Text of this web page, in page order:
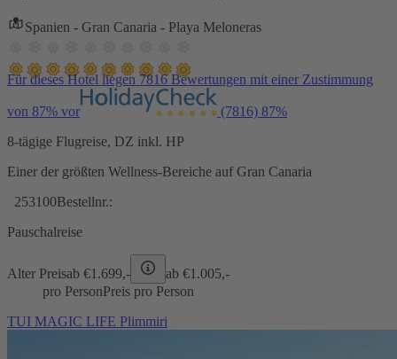
Spanien - Gran Canaria - Playa Meloneras
Für dieses Hotel liegen 7816 Bewertungen mit einer Zustimmung
von 87% vor (7816) 87%
8-tägige Flugreise, DZ inkl. HP
Einer der größten Wellness-Bereiche auf Gran Canaria
253100Bestellnr.:
Pauschalreise
Alter Preisab €1.699,- ab €1.005,-
pro PersonPreis pro Person
TUI MAGIC LIFE Plimmiri